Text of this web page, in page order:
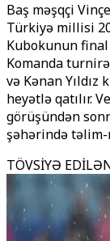
Baş məşqçi
Türkiyə millisi
Kubokunun
Komanda
və Kənan
heyətlə qatılır.
görüşündən
şəhərində təlim-
TÖVSİYƏ